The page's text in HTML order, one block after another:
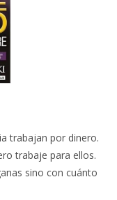
trabajan por dinero.
trabaje para ellos.
sino con cuánto